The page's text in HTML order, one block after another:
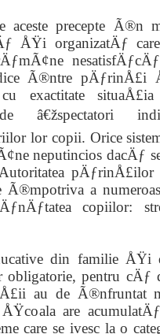
aceste precepte Ã®n
ÅŸi organizatÄƒ
Ã®ntre
exactitate
â€žspectatori
lor copii. Orice
neputincios dacÄƒ
Ã®mpotriva a
copiilor:
din familie
obligatorie, pentru
au de Ã®nfruntat
are
care se ivesc la o